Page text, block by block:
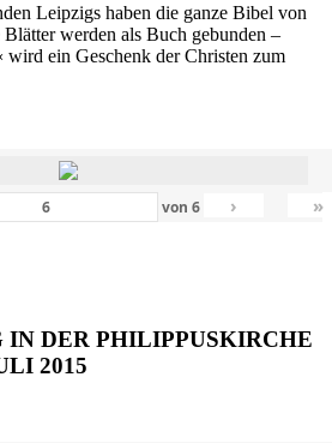
Leipzigs haben die ganze Bibel von
werden als Buch gebunden –
wird ein Geschenk der Christen zum
von6 › »
IN DER PHILIPPUSKIRCHE
2015